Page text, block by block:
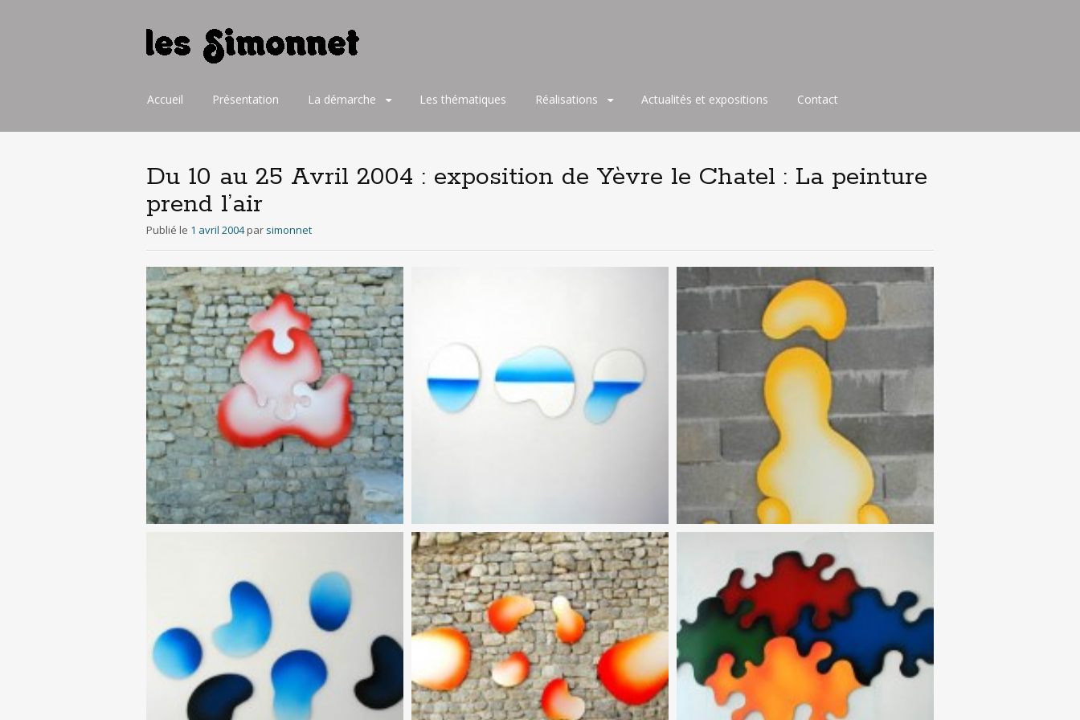
Aller
contenu
Accueil Présentation La démarche Les thématiques Réalisations Actualités et expositions Contact
Du 10 au 25 Avril 2004 : exposition de Yèvre le Chatel : La peinture
prend l’air
Publié le 1 avril 2004 par simonnet